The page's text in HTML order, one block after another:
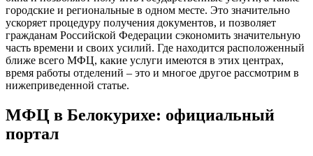
городские и региональные в одном месте. Это значительно
ускоряет процедуру получения документов, и позволяет
гражданам Российской Федерации сэкономить значительную
часть времени и своих усилий. Где находится расположенный
ближе всего МФЦ, какие услуги имеются в этих центрах,
время работы отделений – это и многое другое рассмотрим в
нижеприведенной статье.
МФЦ в Белокурихе: официальный
портал